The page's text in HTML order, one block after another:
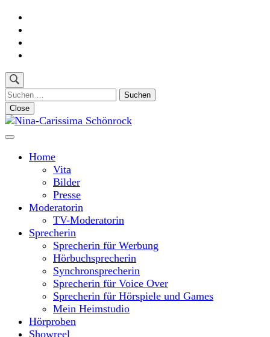
Skip
content
(Press
Suchen
nach:
Close
Nina-Carissima Schönrock
Home
Vita
Bilder
Presse
Moderatorin
TV-Moderatorin
Sprecherin
Sprecherin für Werbung
Hörbuchsprecherin
Synchronsprecherin
Sprecherin für Voice Over
Sprecherin für Hörspiele und Games
Mein Heimstudio
Hörproben
Showreel